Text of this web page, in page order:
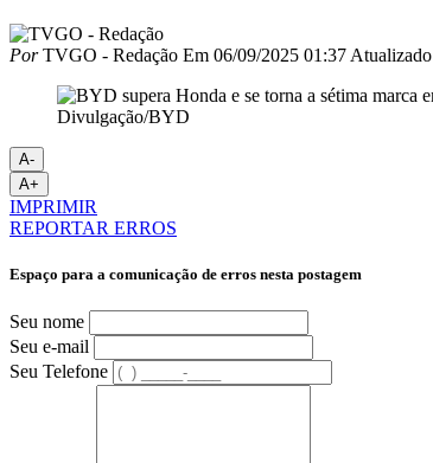
PorTVGO - Redação Em 06/09/2025 01:37 Atualizado
Divulgação/BYD
A-
A+
IMPRIMIR
REPORTAR ERROS
Espaço para a comunicação de erros nesta postagem
Seu nome
Seu e-mail
Seu Telefone